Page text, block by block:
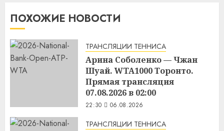
ПОХОЖИЕ НОВОСТИ
ТРАНСЛЯЦИИ ТЕННИСА
Арина Соболенко — Чжан
Шуай. WTA1000 Торонто.
Прямая трансляция
07.08.2026 в 02:00
22:30 06.08.2026
ТРАНСЛЯЦИИ ТЕННИСА